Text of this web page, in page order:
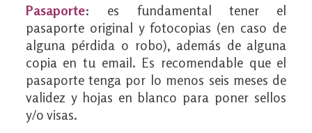
Pasaporte: es fundamental tener el
pasaporte original y fotocopias (en caso de
alguna pérdida o robo), además de alguna
copia en tu email. Es recomendable que el
pasaporte tenga por lo menos seis meses de
validez y hojas en blanco para poner sellos
y/o visas.